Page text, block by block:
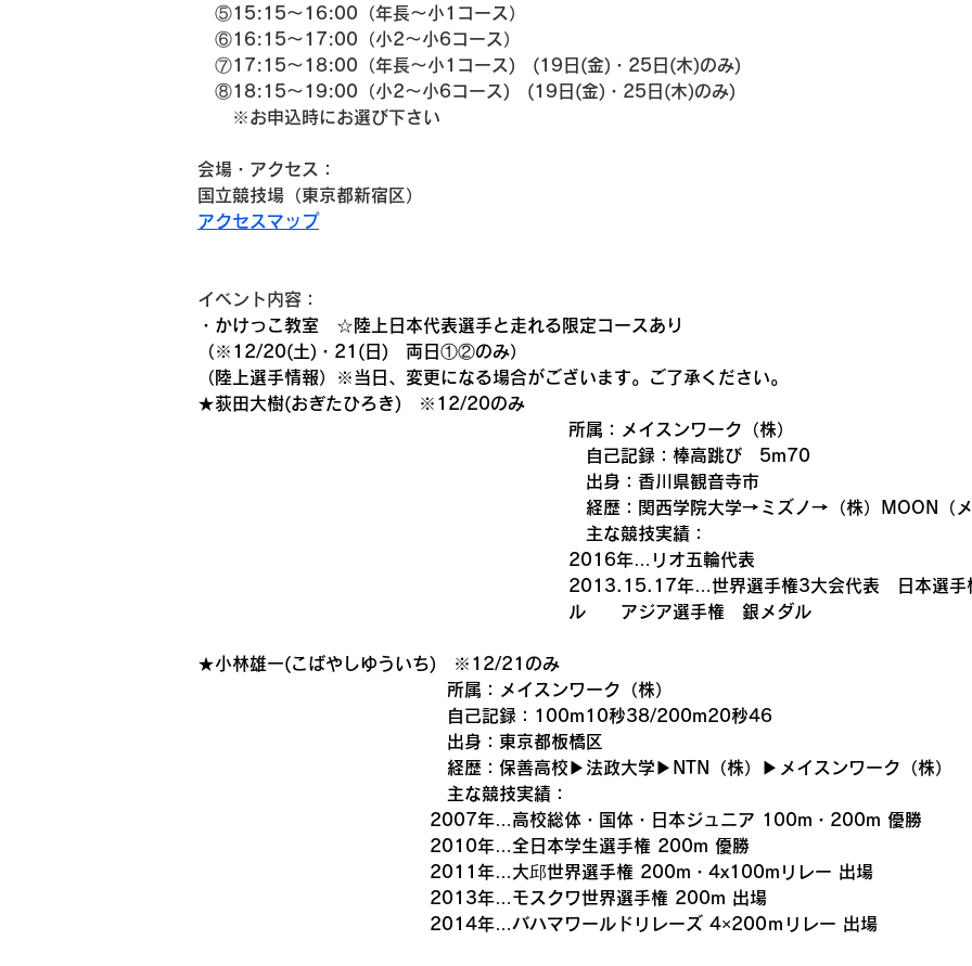
⑤15:15～16:00（年長～小1コース）
⑥16:15～17:00（小2～小6コース）
⑦17:15～18:00（年長～小1コース)　(19日(金)・25日(木)のみ)
⑧18:15～19:00（小2～小6コース)　(19日(金)・25日(木)のみ)
※お申込時にお選び下さい
会場・アクセス：
国立競技場（東京都新宿区）
アクセスマップ
イベント内容：
・かけっこ教室　☆陸上日本代表選手と走れる限定コースあり
（※12/20(土)・21(日)　両日①②のみ）
（陸上選手情報）※当日、変更になる場合がございます。ご了承ください。
★荻田大樹(おぎたひろき)　※12/20のみ
所属：メイスンワーク（株）
自己記録：棒高跳び　5m70
出身：香川県観音寺市
経歴：関西学院大学→ミズノ→（株）MOON（
主な競技実績：
2016年…リオ五輪代表
2013.15.17年…世界選手権3大会代表　日本選手
ル　　アジア選手権　銀メダル
★小林雄一(こばやしゆういち)　※12/21のみ
所属：メイスンワーク（株）
自己記録：100m10秒38/200m20秒46
出身：東京都板橋区
経歴：保善高校▶法政大学▶NTN（株）▶メイスンワーク（株）
主な競技実績：
2007年…高校総体・国体・日本ジュニア 100m・200m 優勝
2010年…全日本学生選手権 200m 優勝
2011年…大邱世界選手権 200m・4x100mリレー 出場
2013年…モスクワ世界選手権 200m 出場
2014年…バハマワールドリレーズ 4×200ｍリレー 出場